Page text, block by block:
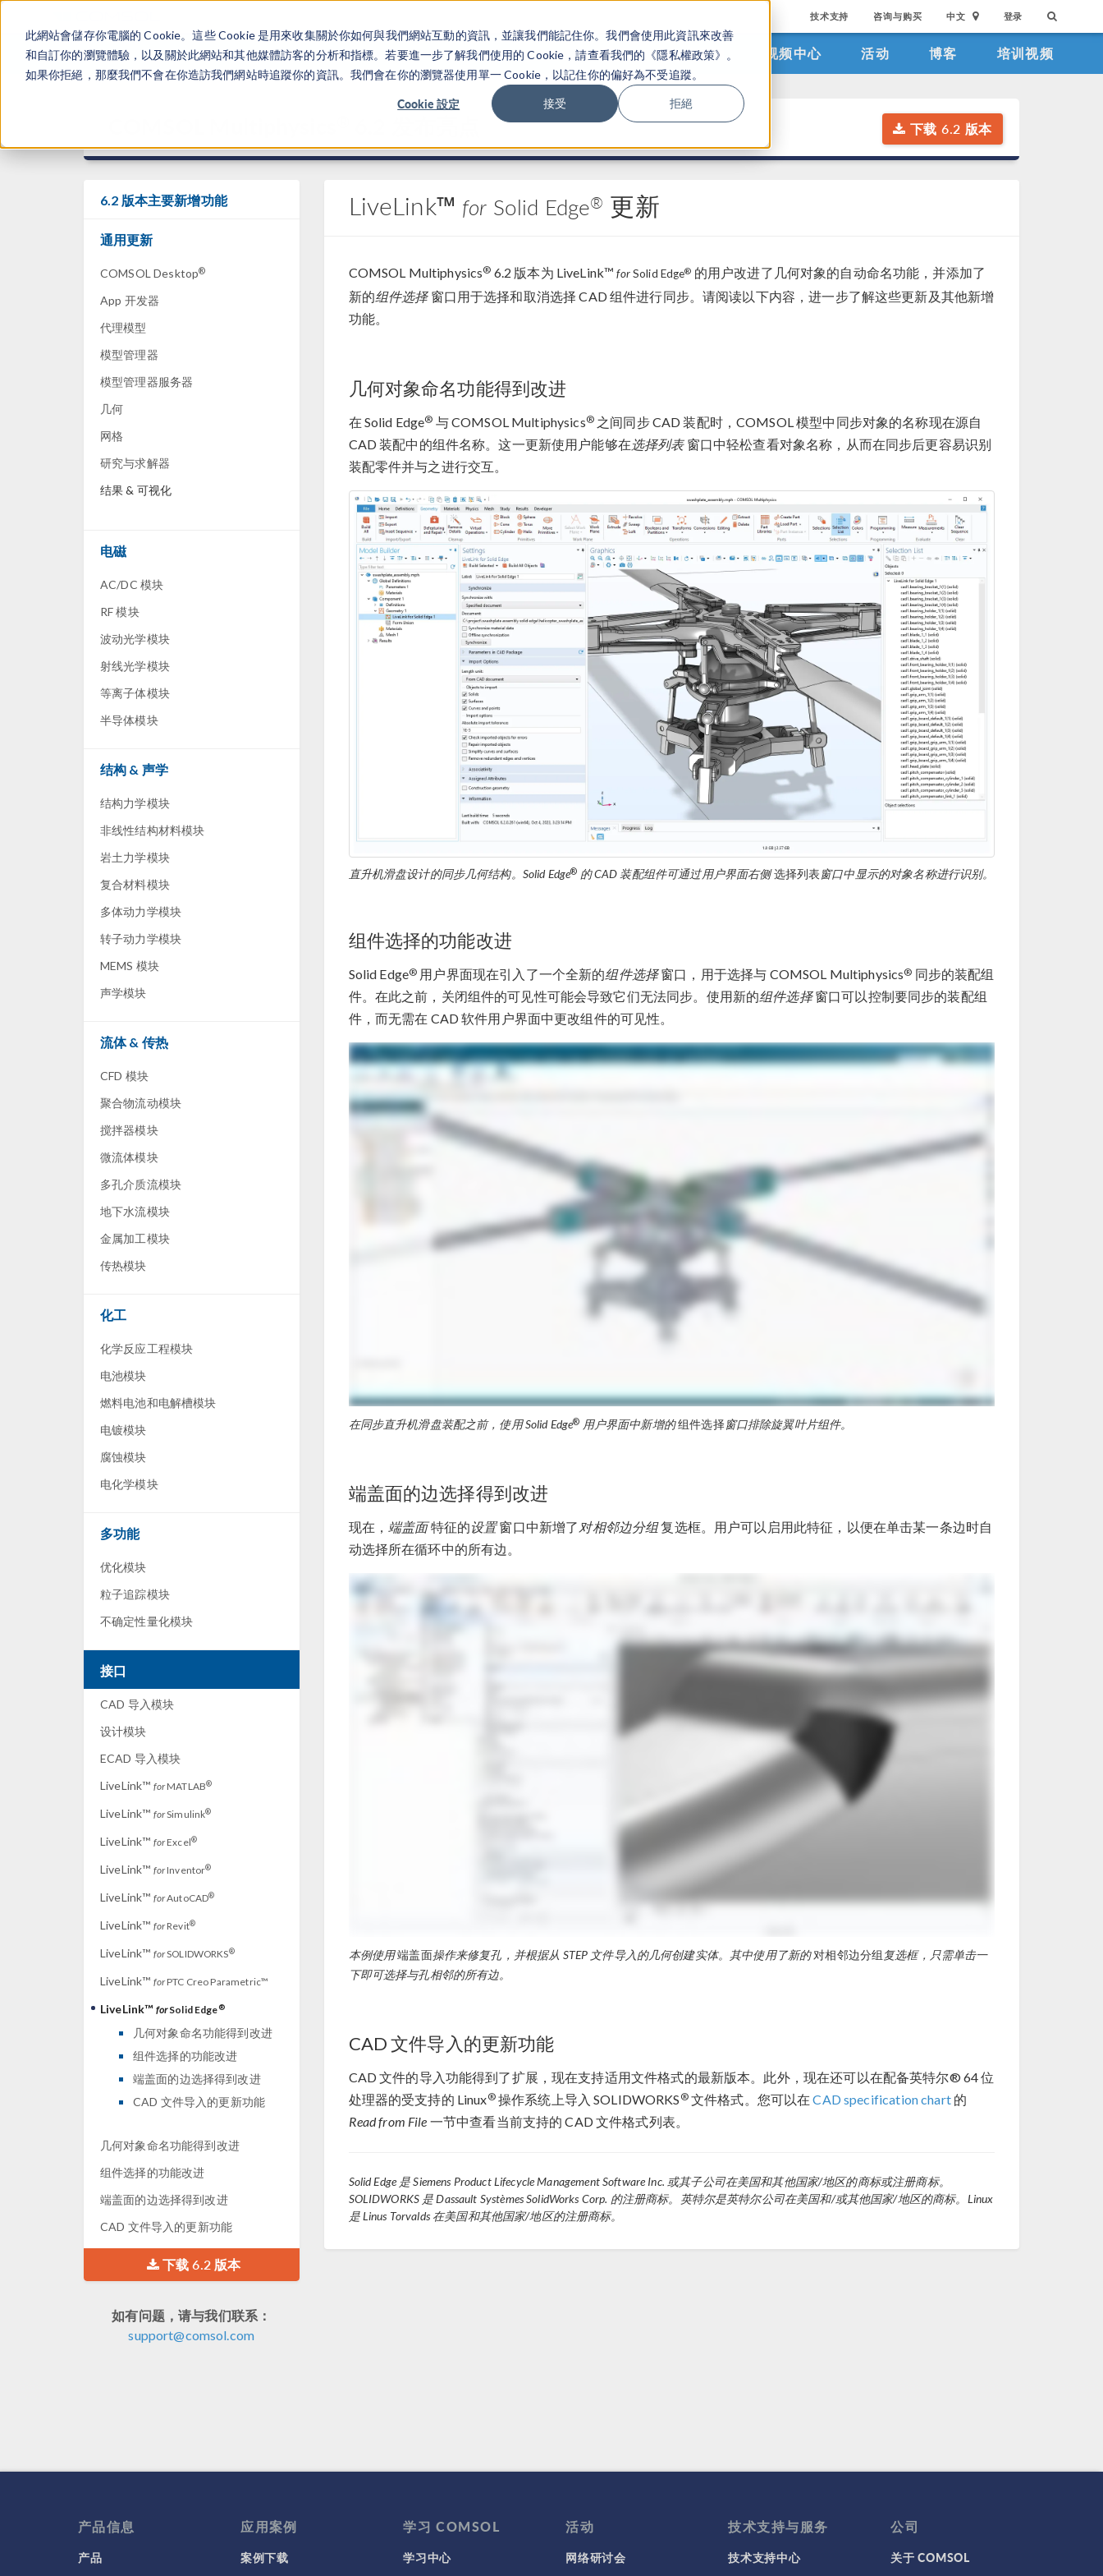
此網站會儲存你電腦的 Cookie。這些 Cookie 是用來收集關於你如何與我們網站互動的資訊，並讓我們能記住你。我們會使用此資訊來改善
和自訂你的瀏覽體驗，以及關於此網站和其他媒體訪客的分析和指標。若要進一步了解我們使用的 Cookie，請查看我們的《隱私權政策》。
如果你拒絕，那麼我們不會在你造訪我們網站時追蹤你的資訊。我們會在你的瀏覽器使用單一 Cookie，以記住你的偏好為不受追蹤。
Cookie 設定 接受 拒絕
技术支持 咨询与购买 中文 登录
产品 行业应用 视频中心 活动 博客 培训视频
下载 6.2 版本
6.2 版本主要新增功能
通用更新
COMSOL Desktop®
App 开发器
代理模型
模型管理器
模型管理器服务器
几何
网格
研究与求解器
结果 & 可视化
电磁
AC/DC 模块
RF 模块
波动光学模块
射线光学模块
等离子体模块
半导体模块
结构 & 声学
结构力学模块
非线性结构材料模块
岩土力学模块
复合材料模块
多体动力学模块
转子动力学模块
MEMS 模块
声学模块
流体 & 传热
CFD 模块
聚合物流动模块
搅拌器模块
微流体模块
多孔介质流模块
地下水流模块
金属加工模块
传热模块
化工
化学反应工程模块
电池模块
燃料电池和电解槽模块
电镀模块
腐蚀模块
电化学模块
多功能
优化模块
粒子追踪模块
不确定性量化模块
接口
CAD 导入模块
设计模块
ECAD 导入模块
LiveLink™ forMATLAB®
LiveLink™ forSimulink®
LiveLink™ forExcel®
LiveLink™ forInventor®
LiveLink™ forAutoCAD®
LiveLink™ forRevit®
LiveLink™ forSOLIDWORKS®
LiveLink™ forPTC Creo Parametric™
LiveLink™ forSolid Edge®
几何对象命名功能得到改进
组件选择的功能改进
端盖面的边选择得到改进
CAD 文件导入的更新功能
几何对象命名功能得到改进
组件选择的功能改进
端盖面的边选择得到改进
CAD 文件导入的更新功能
下载 6.2 版本
如有问题，请与我们联系：
support@comsol.com
LiveLink™ for Solid Edge® 更新
COMSOL Multiphysics® 6.2 版本为 LiveLink™forSolid Edge® 的用户改进了几何对象的自动命名功能，并添加了
新的组件选择窗口用于选择和取消选择 CAD 组件进行同步。请阅读以下内容，进一步了解这些更新及其他新增
功能。
几何对象命名功能得到改进
在 Solid Edge® 与 COMSOL Multiphysics®之间同步 CAD 装配时，COMSOL 模型中同步对象的名称现在源自
CAD 装配中的组件名称。这一更新使用户能够在选择列表窗口中轻松查看对象名称，从而在同步后更容易识别
装配零件并与之进行交互。
直升机滑盘设计的同步几何结构。Solid Edge® 的 CAD 装配组件可通过用户界面右侧选择列表窗口中显示的对象名称进行识别。
组件选择的功能改进
Solid Edge® 用户界面现在引入了一个全新的组件选择窗口，用于选择与 COMSOL Multiphysics® 同步的装配组
件。在此之前，关闭组件的可见性可能会导致它们无法同步。使用新的组件选择窗口可以控制要同步的装配组
件，而无需在 CAD 软件用户界面中更改组件的可见性。
在同步直升机滑盘装配之前，使用 Solid Edge® 用户界面中新增的组件选择窗口排除旋翼叶片组件。
端盖面的边选择得到改进
现在， 端盖面特征的设置窗口中新增了 对相邻边分组复选框。用户可以启用此特征，以便在单击某一条边时自
动选择所在循环中的所有边。
本例使用端盖面操作来修复孔，并根据从 STEP 文件导入的几何创建实体。其中使用了新的对相邻边分组 复选框，只需单击一
下即可选择与孔相邻的所有边。
CAD 文件导入的更新功能
CAD 文件的导入功能得到了扩展，现在支持适用文件格式的最新版本。此外，现在还可以在配备英特尔® 64 位
处理器的受支持的 Linux®操作系统上导入 SOLIDWORKS ®文件格式。您可以在CAD specification chart的
Read from File 一节中查看当前支持的 CAD 文件格式列表。
Solid Edge 是 Siemens Product Lifecycle Management Software Inc. 或其子公司在美国和其他国家/地区的商标或注册商标。
SOLIDWORKS 是 Dassault Systèmes SolidWorks Corp. 的注册商标。英特尔是英特尔公司在美国和/或其他国家/地区的商标。Linux
是 Linus Torvalds 在美国和其他国家/地区的注册商标。
产品信息
产品
应用案例
案例下载
学习 COMSOL
学习中心
活动
网络研讨会
技术支持与服务
技术支持中心
公司
关于 COMSOL